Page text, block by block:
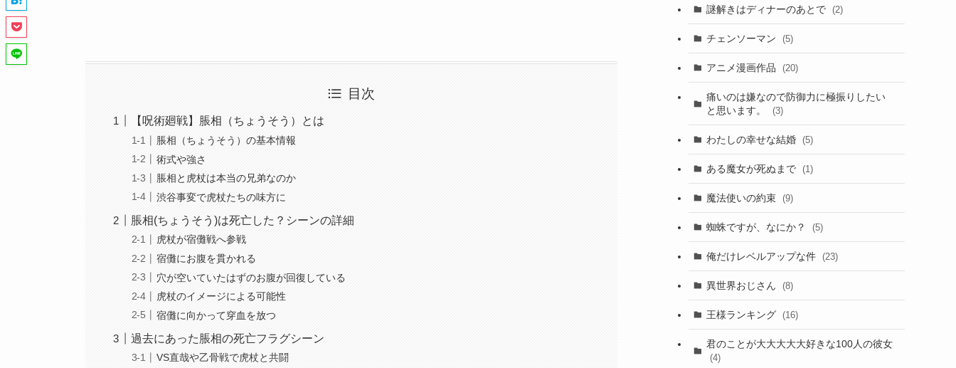
目次
【呪術廻戦】脹相（ちょうそう）とは
脹相（ちょうそう）の基本情報
術式や強さ
脹相と虎杖は本当の兄弟なのか
渋谷事変で虎杖たちの味方に
脹相(ちょうそう)は死亡した？シーンの詳細
虎杖が宿儺戦へ参戦
宿儺にお腹を貫かれる
穴が空いていたはずのお腹が回復している
虎杖のイメージによる可能性
宿儺に向かって穿血を放つ
過去にあった脹相の死亡フラグシーン
VS直哉や乙骨戦で虎杖と共闘
謎解きはディナーのあとで (2)
チェンソーマン (5)
アニメ漫画作品 (20)
痛いのは嫌なので防御力に極振りしたい
と思います。
(3)
わたしの幸せな結婚 (5)
ある魔女が死ぬまで (1)
魔法使いの約束 (9)
蜘蛛ですが、なにか？ (5)
俺だけレベルアップな件 (23)
異世界おじさん (8)
王様ランキング (16)
君のことが大大大大大好きな100人の彼女
(4)